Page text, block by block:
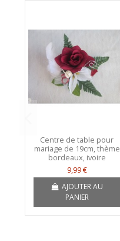
Centre de table pour
mariage de 19cm, thème
bordeaux, ivoire
9,99 €
AJOUTER AU
PANIER